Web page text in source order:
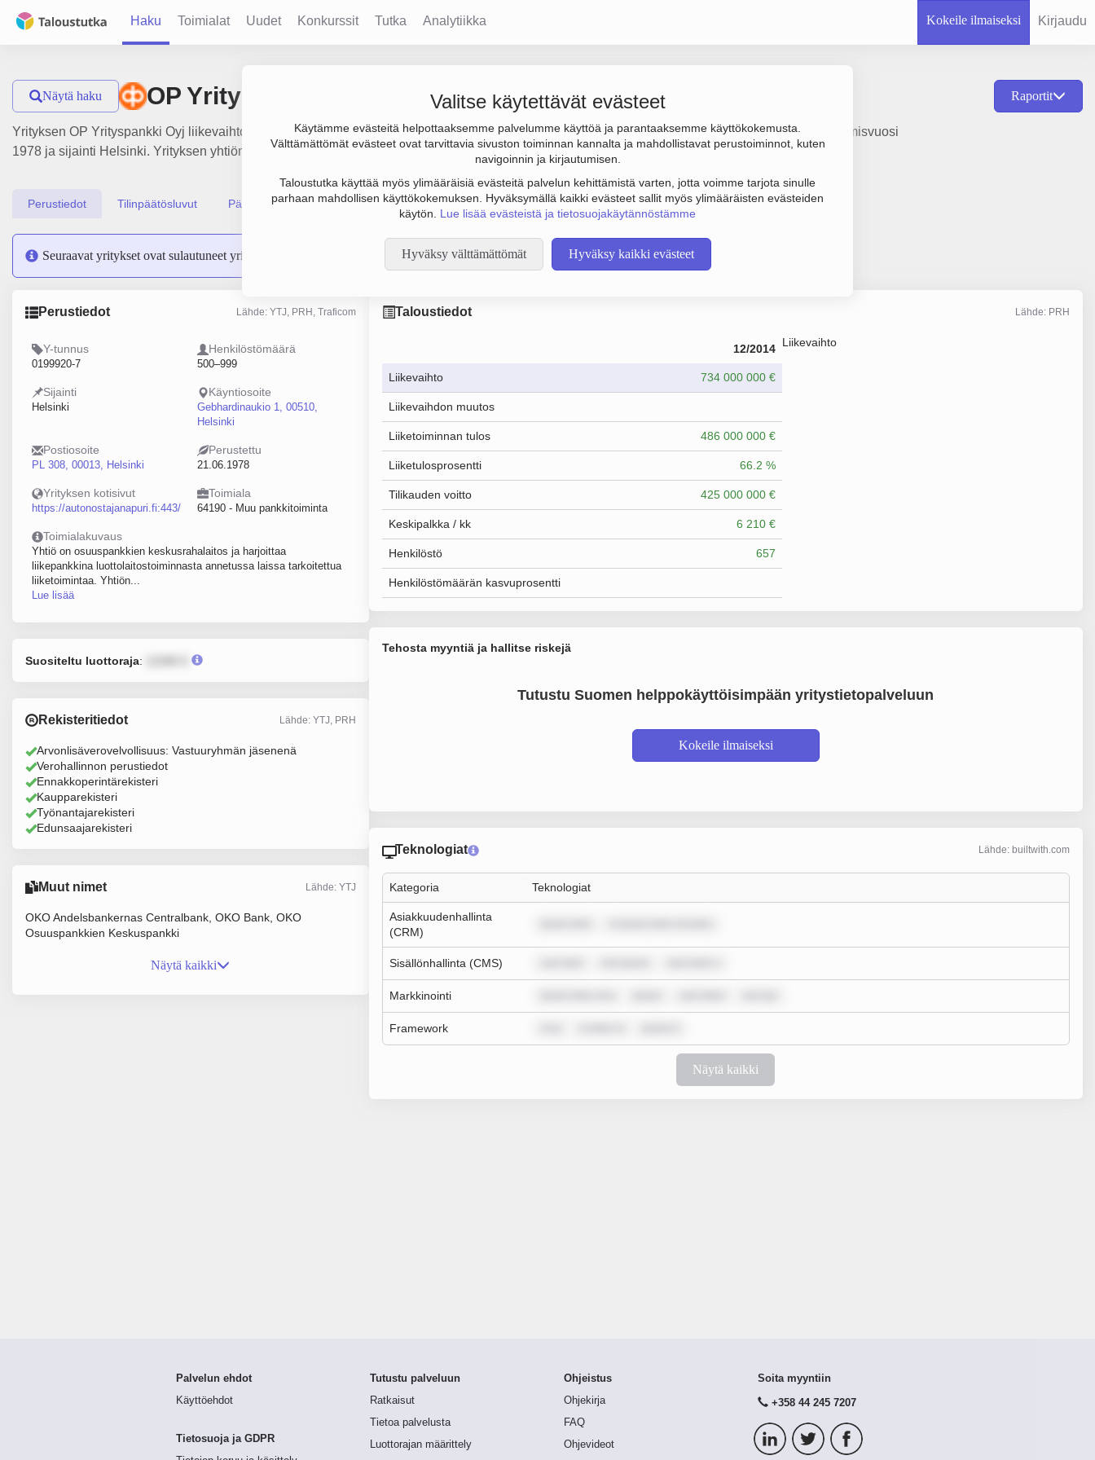
Haku Toimialat Uudet Konkurssit Tutka Analytiikka Kokeile ilmaiseksi Kirjaudu
Valitse käytettävät evästeet
Käytämme evästeitä helpottaaksemme palvelumme käyttöä ja parantaaksemme käyttökokemusta.
Välttämättömät evästeet ovat tarvittavia sivuston toiminnan kannalta ja mahdollistavat perustoiminnot, kuten
navigoinnin ja kirjautumisen.
Taloustutka käyttää myös ylimääräisiä evästeitä palvelun kehittämistä varten, jotta voimme tarjota sinulle
parhaan mahdollisen käyttökokemuksen. Hyväksymällä kaikki evästeet sallit myös ylimääräisten evästeiden
käytön. Lue lisää evästeistä ja tietosuojakäytännöstämme
Hyväksy välttämättömät Hyväksy kaikki evästeet
Näytä haku OP Yrityspankki Oyj Raportit
Yrityksen OP Yrityspankki Oyj liikevaihto on 734 milj. €, tulos 486 milj. € ja henkilöstömäärä 657. Sen päätoimiala on Muu pankkitoiminta, perustamisvuosi
1978 ja sijainti Helsinki. Yrityksen yhtiömuoto Julkinen osakeyhtiö (OYJ).
Perustiedot Tilinpäätösluvut Päättäjätiedot
Seuraavat yritykset ovat sulautuneet yritykseen OP Yrityspankki Oyj: Vakuutuspalvelu Otava Oy Northclaims Oy,Kaivokadun PL-hallinto Oy
Perustiedot Lähde: YTJ, PRH, Traficom
Y-tunnus
0199920-7
Henkilöstömäärä
500–999
Sijainti
Helsinki
Käyntiosoite
Gebhardinaukio 1, 00510,
Helsinki
Postiosoite
PL 308, 00013, Helsinki
Perustettu
21.06.1978
Yrityksen kotisivut
https://autonostajanapuri.fi:443/
Toimiala
64190 - Muu pankkitoiminta
Toimialakuvaus
Yhtiö on osuuspankkien keskusrahalaitos ja harjoittaa
liikepankkina luottolaitostoiminnasta annetussa laissa tarkoitettua
liiketoimintaa. Yhtiön...
Lue lisää
Suositeltu luottoraja:
Rekisteritiedot Lähde: YTJ, PRH
Arvonlisäverovelvollisuus: Vastuuryhmän jäsenenä
Verohallinnon perustiedot
Ennakkoperintärekisteri
Kaupparekisteri
Työnantajarekisteri
Edunsaajarekisteri
Muut nimet Lähde: YTJ
OKO Andelsbankernas Centralbank, OKO Bank, OKO
Osuuspankkien Keskuspankki
Näytä kaikki
Taloustiedot Lähde: PRH
12/2014
Liikevaihto 734 000 000 €
Liikevaihdon muutos
Liiketoiminnan tulos 486 000 000 €
Liiketulosprosentti 66.2 %
Tilikauden voitto 425 000 000 €
Keskipalkka / kk 6 210 €
Henkilöstö 657
Henkilöstömäärän kasvuprosentti
Liikevaihto
Tehosta myyntiä ja hallitse riskejä
Tutustu Suomen helppokäyttöisimpään yritystietopalveluun
Kokeile ilmaiseksi
Teknologiat Lähde: builtwith.com
Kategoria Teknologiat
Asiakkuudenhallinta
(CRM)
Sisällönhallinta (CMS)
Markkinointi
Framework
Näytä kaikki
Palvelun ehdot
Käyttöehdot
Tietosuoja ja GDPR
Tutustu palveluun
Ratkaisut
Tietoa palvelusta
Luottorajan määrittely
Ohjeistus
Ohjekirja
FAQ
Ohjevideot
Soita myyntiin
+358 44 245 7207